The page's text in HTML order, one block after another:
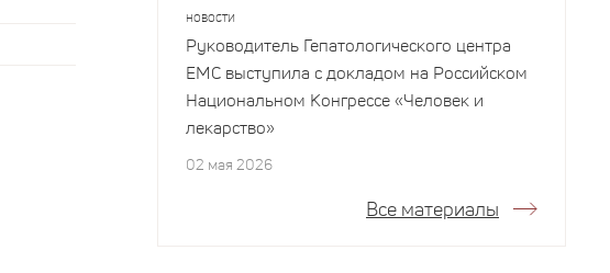
НОВОСТИ
Руководитель Гепатологического центра
EMC выступила с докладом на Российском
Национальном Конгрессе «Человек и
лекарство»
02 мая 2026
Все материалы